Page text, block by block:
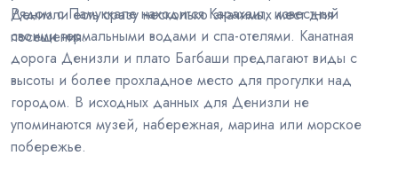
Денизли есть сразу несколько значимых мест для
посещения.
Рядом с Памуккале находится Карахаит, известный
своими термальными водами и спа-отелями. Канатная
дорога Денизли и плато Багбаши предлагают виды с
высоты и более прохладное место для прогулки над
городом. В исходных данных для Денизли не
упоминаются музей, набережная, марина или морское
побережье.